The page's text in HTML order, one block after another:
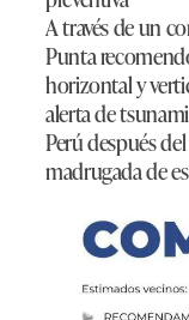
A través de un
Punta
horizontal y
alerta de
Perú después
madrugada de